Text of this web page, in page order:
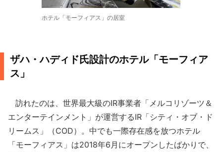
ホテル「モーフィアス」の居室
ザハ・ハディド氏設計のホテル「モーフィア
ス」
訪れたのは、世界最大級のIR事業者「メルコリゾーツ＆
エンターテインメント」が運営するIR「シティ・オブ・ド
リームス」（COD）。中でも一際存在感を放つホテル
「モーフィアス」は2018年6月にオープンしたばかりで、